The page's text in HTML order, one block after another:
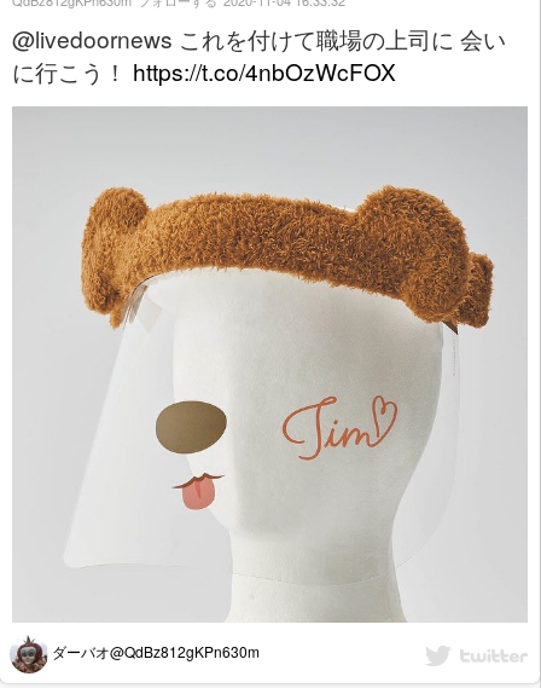
@livedoornews これを付けて職場の上司に 会い
に行こう！ https://t.co/4nbOzWcFOX
ダーバオ@QdBz812gKPn630m